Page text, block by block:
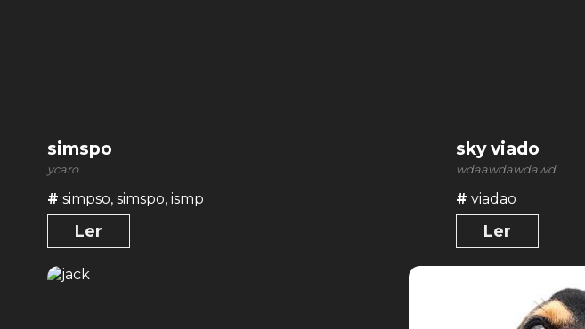
simspo
ycaro
# simpso, simspo, ismp
Ler
sky viado
wdaawdawdawd
# viadao
Ler